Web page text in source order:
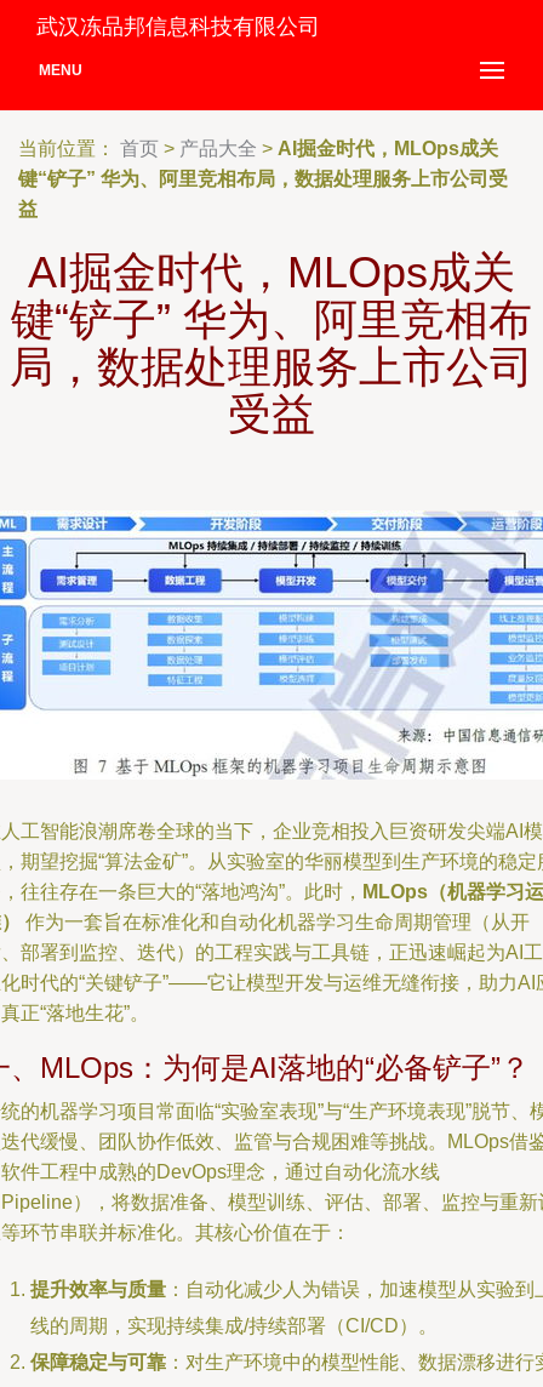
武汉冻品邦信息科技有限公司
MENU
当前位置： 首页 > 产品大全 > AI掘金时代，MLOps成关
键“铲子” 华为、阿里竞相布局，数据处理服务上市公司受
益
AI掘金时代，MLOps成关
键“铲子” 华为、阿里竞相布
局，数据处理服务上市公司
受益
工智能浪潮席卷全球的当下，企业竞相投入巨资研发尖端AI模
期望挖掘“算法金矿”。从实验室的华丽模型到生产环境的稳定
往往存在一条巨大的“落地鸿沟”。此时， MLOps（机器学习运
作为一套旨在标准化和自动化机器学习生命周期管理（从开
部署到监控、迭代）的工程实践与工具链，正迅速崛起为AI工
时代的“关键铲子”——它让模型开发与运维无缝衔接，助力AI
正“落地生花”。
、MLOps：为何是AI落地的“必备铲子”？
的机器学习项目常面临“实验室表现”与“生产环境表现”脱节、
代缓慢、团队协作低效、监管与合规困难等挑战。MLOps借
件工程中成熟的DevOps理念，通过自动化流水线
），将数据准备、模型训练、评估、部署、监控与重新
环节串联并标准化。其核心价值在于：
提升效率与质量 ：自动化减少人为错误，加速模型从实验到
线的周期，实现持续集成/持续部署（CI/CD）。
保障稳定与可靠 ：对生产环境中的模型性能、数据漂移进行